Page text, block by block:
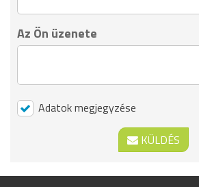
Az Ön üzenete
Adatok megjegyzése
KÜLDÉS